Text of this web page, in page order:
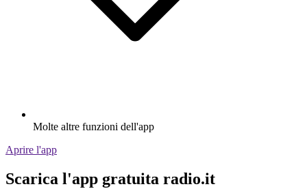
Molte altre funzioni dell'app
Aprire l'app
Scarica l'app gratuita radio.it